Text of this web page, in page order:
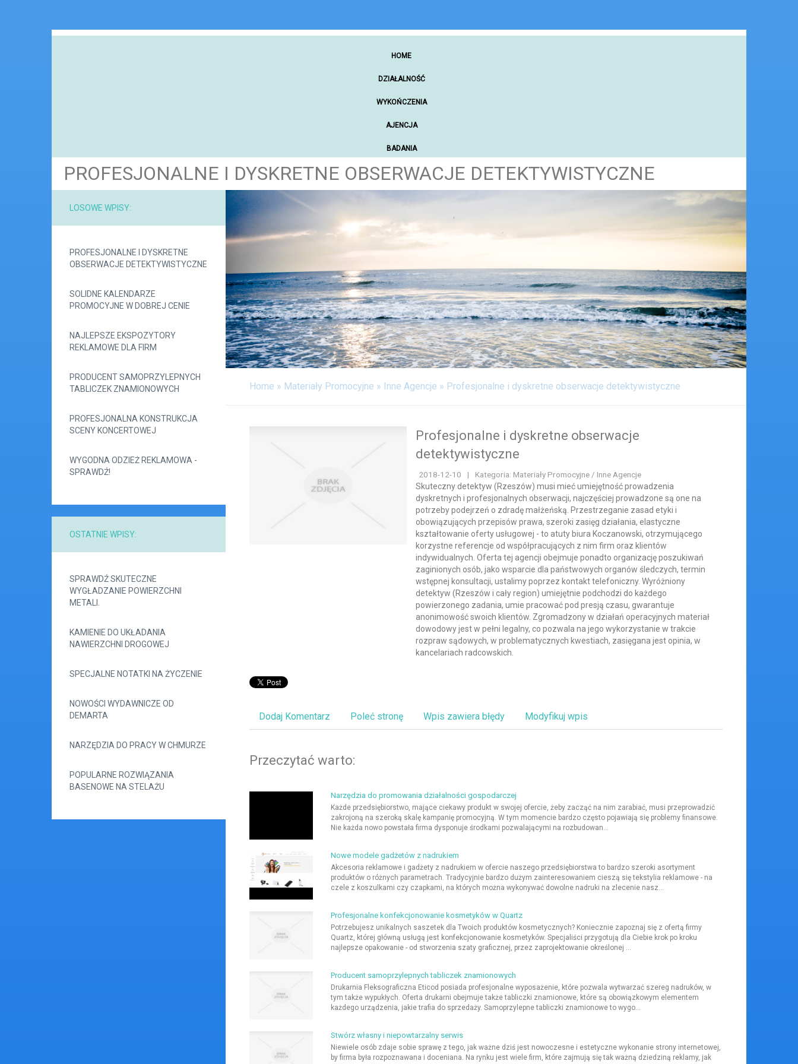
HOME
DZIAŁALNOŚĆ
WYKOŃCZENIA
AJENCJA
BADANIA
ZAKUPY ONLINE
MATERIAŁY PROMOCYJNE
FABRYKACJA
ODPOCZYNEK
WITALIZM
WEB
PROFESJONALNE I DYSKRETNE OBSERWACJE DETEKTYWISTYCZNE
LOSOWE WPISY:
PROFESJONALNE I DYSKRETNE
OBSERWACJE DETEKTYWISTYCZNE
SOLIDNE KALENDARZE
PROMOCYJNE W DOBREJ CENIE
NAJLEPSZE EKSPOZYTORY
REKLAMOWE DLA FIRM
PRODUCENT SAMOPRZYLEPNYCH
TABLICZEK ZNAMIONOWYCH
PROFESJONALNA KONSTRUKCJA
SCENY KONCERTOWEJ
WYGODNA ODZIEŻ REKLAMOWA -
SPRAWDŹ!
OSTATNIE WPISY:
SPRAWDŹ SKUTECZNE
WYGŁADZANIE POWIERZCHNI
METALI.
KAMIENIE DO UKŁADANIA
NAWIERZCHNI DROGOWEJ
SPECJALNE NOTATKI NA ŻYCZENIE
NOWOŚCI WYDAWNICZE OD
DEMARTA
NARZĘDZIA DO PRACY W CHMURZE
POPULARNE ROZWIĄZANIA
BASENOWE NA STELAŻU
Home » Materiały Promocyjne » Inne Agencje » Profesjonalne i dyskretne obserwacje detektywistyczne
Profesjonalne i dyskretne obserwacje
detektywistyczne
2018-12-10 |
Kategoria: Materiały Promocyjne / Inne Agencje
Skuteczny detektyw (Rzeszów) musi mieć umiejętność prowadzenia
dyskretnych i profesjonalnych obserwacji, najczęściej prowadzone są one na
potrzeby podejrzeń o zdradę małżeńską. Przestrzeganie zasad etyki i
obowiązujących przepisów prawa, szeroki zasięg działania, elastyczne
kształtowanie oferty usługowej - to atuty biura Koczanowski, otrzymującego
korzystne referencje od współpracujących z nim firm oraz klientów
indywidualnych. Oferta tej agencji obejmuje ponadto organizację poszukiwań
zaginionych osób, jako wsparcie dla państwowych organów śledczych, termin
wstępnej konsultacji, ustalimy poprzez kontakt telefoniczny. Wyróżniony
detektyw (Rzeszów i cały region) umiejętnie podchodzi do każdego
powierzonego zadania, umie pracować pod presją czasu, gwarantuje
anonimowość swoich klientów. Zgromadzony w działań operacyjnych materiał
dowodowy jest w pełni legalny, co pozwala na jego wykorzystanie w trakcie
rozpraw sądowych, w problematycznych kwestiach, zasięgana jest opinia, w
kancelariach radcowskich.
Dodaj Komentarz Poleć stronę Wpis zawiera błędy Modyfikuj wpis
Przeczytać warto:
Narzędzia do promowania działalności gospodarczej
Każde przedsiębiorstwo, mające ciekawy produkt w swojej ofercie, żeby zacząć na nim zarabiać, musi przeprowadzić
zakrojoną na szeroką skalę kampanię promocyjną. W tym momencie bardzo często pojawiają się problemy finansowe.
Nie każda nowo powstała firma dysponuje środkami pozwalającymi na rozbudowan...
Nowe modele gadżetów z nadrukiem
Akcesoria reklamowe i gadżety z nadrukiem w ofercie naszego przedsiębiorstwa to bardzo szeroki asortyment
produktów o różnych parametrach. Tradycyjnie bardzo dużym zainteresowaniem cieszą się tekstylia reklamowe - na
czele z koszulkami czy czapkami, na których można wykonywać dowolne nadruki na zlecenie nasz...
Profesjonalne konfekcjonowanie kosmetyków w Quartz
Potrzebujesz unikalnych saszetek dla Twoich produktów kosmetycznych? Koniecznie zapoznaj się z ofertą firmy
Quartz, której główną usługą jest konfekcjonowanie kosmetyków. Specjaliści przygotują dla Ciebie krok po kroku
najlepsze opakowanie - od stworzenia szaty graficznej, przez zaprojektowanie określonej ...
Producent samoprzylepnych tabliczek znamionowych
Drukarnia Fleksograficzna Eticod posiada profesjonalne wyposażenie, które pozwala wytwarzać szereg nadruków, w
tym także wypukłych. Oferta drukarni obejmuje także tabliczki znamionowe, które są obowiązkowym elementem
każdego urządzenia, jakie trafia do sprzedaży. Samoprzylepne tabliczki znamionowe to wygo...
Stwórz własny i niepowtarzalny serwis
Niewiele osób zdaje sobie sprawę z tego, jak ważne dziś jest nowoczesne i estetyczne wykonanie strony internetowej,
by firma była rozpoznawana i doceniana. Na rynku jest wiele firm, które zajmują się tak ważną dziedziną reklamy, jak